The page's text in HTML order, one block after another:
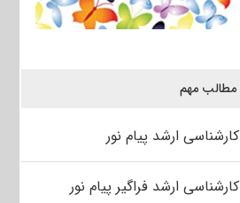
مطالب مهم
کارشناسی ارشد پیام نور
کارشناسی ارشد فراگیر پیام نور